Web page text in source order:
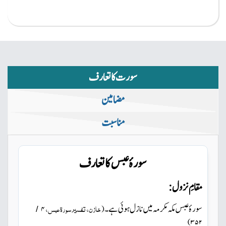
سورت کا تعارف
مضامین
مناسبت
سورۂ عبس کا تعارف
مقامِ نزول:
سورۂ عبس مکہ مکرمہ میںنازل ہوئی ہے۔(خازن، تفسیر سورۃ عبس،۴ /
۳۵۲)